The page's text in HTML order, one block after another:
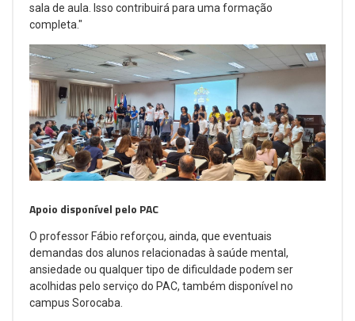
sala de aula. Isso contribuirá para uma formação
completa."
Apoio disponível pelo PAC
O professor Fábio reforçou, ainda, que eventuais
demandas dos alunos relacionadas à saúde mental,
ansiedade ou qualquer tipo de dificuldade podem ser
acolhidas pelo serviço do PAC, também disponível no
campus Sorocaba.